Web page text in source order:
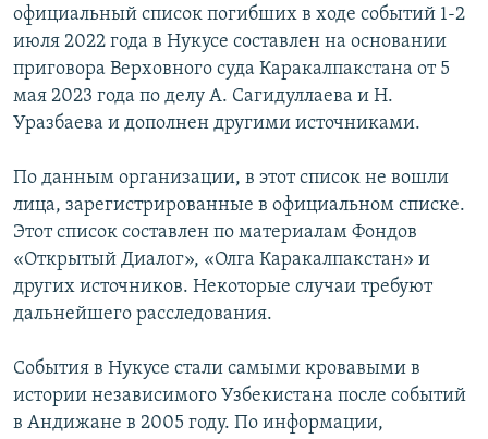
официальный список погибших в ходе событий 1-2
июля 2022 года в Нукусе составлен на основании
приговора Верховного суда Каракалпакстана от 5
мая 2023 года по делу А. Сагидуллаева и Н.
Уразбаева и дополнен другими источниками.
По данным организации, в этот список не вошли
лица, зарегистрированные в официальном списке.
Этот список составлен по материалам Фондов
«Открытый Диалог», «Олга Каракалпакстан» и
других источников. Некоторые случаи требуют
дальнейшего расследования.
События в Нукусе стали самыми кровавыми в
истории независимого Узбекистана после событий
в Андижане в 2005 году. По информации,